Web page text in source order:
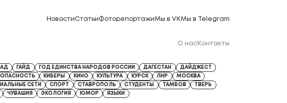
НовостиСтатьиФоторепортажиМы в VKМы в Telegram
О насКонтакты
ГАЙД ГОД ЕДИНСТВА НАРОДОВ РОССИИ ДАГЕСТАН
ДАЙДЖЕСТ
КИБЕРЫ КИНО КУЛЬТУРА КУРСК ЛНР
МОСКВА
СЕТИ СПОРТ СТАВРОПОЛЬ СТУДЕНТЫ ТАМБОВ
ТВЕРЬ
ЧУВАШИЯ ЭКОЛОГИЯ ЮМОР ЯЗЫКИ